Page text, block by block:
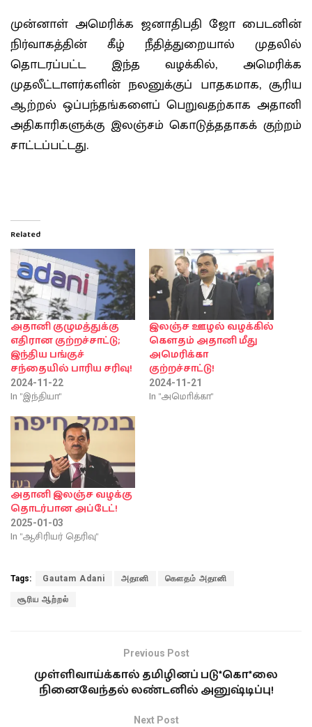
முன்னாள் அமெரிக்க ஜனாதிபதி ஜோ பைடனின்
நிர்வாகத்தின் கீழ் நீதித்துறையால் முதலில்
தொடரப்பட்ட இந்த வழக்கில், அமெரிக்க
முதலீட்டாளர்களின் நலனுக்குப் பாதகமாக, சூரிய
ஆற்றல் ஒப்பந்தங்களைப் பெறுவதற்காக அதானி
அதிகாரிகளுக்கு இலஞ்சம் கொடுத்ததாகக் குற்றம்
சாட்டப்பட்டது.
Related
அதானி குழுமத்துக்கு
எதிரான குற்றச்சாட்டு;
இந்திய பங்குச்
சந்தையில் பாரிய சரிவு!
2024-11-22
In "இந்தியா"
இலஞ்ச ஊழல் வழக்கில்
கௌதம் அதானி மீது
அமெரிக்கா
குற்றச்சாட்டு!
2024-11-21
In "அமொிக்கா"
அதானி இலஞ்ச வழக்கு
தொடர்பான அப்டேட்!
2025-01-03
In "ஆசிரியர் தெரிவு"
Tags: Gautam Adani அதானி கௌதம் அதானி
சூரிய ஆற்றல்
Previous Post
முள்ளிவாய்க்கால் தமிழினப் படு*கொ*லை
நினைவேந்தல் லண்டனில் அனுஷ்டிப்பு!
Next Post